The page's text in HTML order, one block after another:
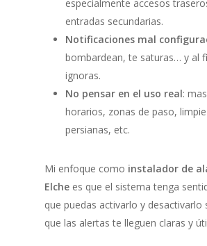
especialmente accesos
entradas secundarias.
Notificaciones mal
bombardean, te saturas… y al
ignoras.
No pensar en el uso real:
horarios, zonas de paso,
persianas, etc.
Mi enfoque como instalador de
Elche es que el sistema tenga
que puedas activarlo y desactivarlo
que las alertas te lleguen claras y